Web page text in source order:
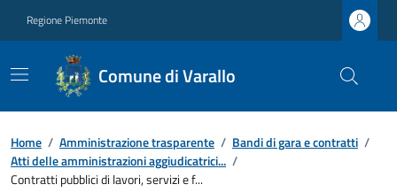
Regione Piemonte
Comune di Varallo
Home / Amministrazione trasparente / Bandi di gara e contratti /
Atti delle amministrazioni aggiudicatrici... /
Contratti pubblici di lavori, servizi e f...